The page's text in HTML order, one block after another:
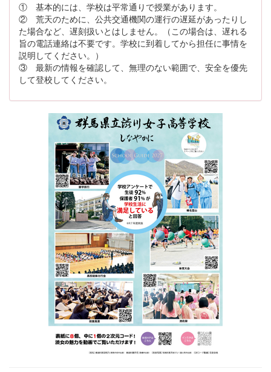
① 基本的には、学校は平常通りで授業があります。
② 荒天のために、公共交通機関の運行の遅延があったりし
た場合など、遅刻扱いとはしません。（この場合は、遅れる
旨の電話連絡は不要です。学校に到着してから担任に事情を
説明してください。）
③ 最新の情報を確認して、無理のない範囲で、安全を優先
して登校してください。